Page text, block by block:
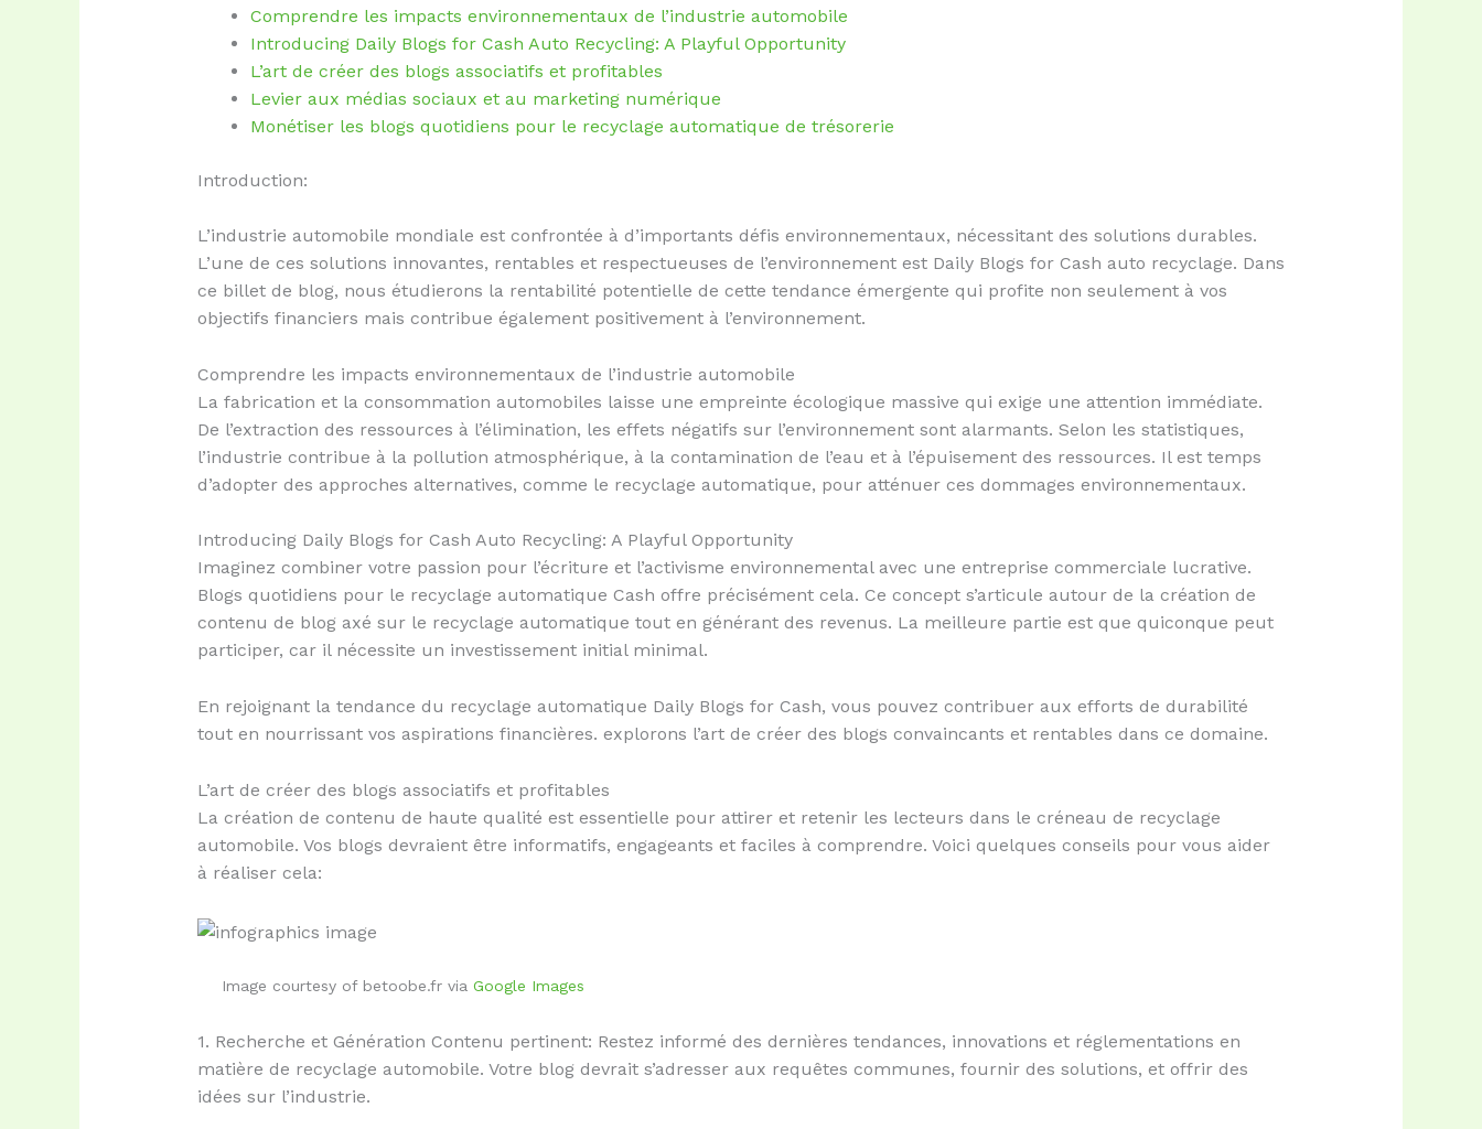
Comprendre les impacts environnementaux de l’industrie automobile
Introducing Daily Blogs for Cash Auto Recycling: A Playful Opportunity
L’art de créer des blogs associatifs et profitables
Levier aux médias sociaux et au marketing numérique
Monétiser les blogs quotidiens pour le recyclage automatique de trésorerie
Introduction:
L’industrie automobile mondiale est confrontée à d’importants défis environnementaux, nécessitant des solutions durables.
L’une de ces solutions innovantes, rentables et respectueuses de l’environnement est Daily Blogs for Cash auto recyclage. Dans
ce billet de blog, nous étudierons la rentabilité potentielle de cette tendance émergente qui profite non seulement à vos
objectifs financiers mais contribue également positivement à l’environnement.
Comprendre les impacts environnementaux de l’industrie automobile
La fabrication et la consommation automobiles laisse une empreinte écologique massive qui exige une attention immédiate.
De l’extraction des ressources à l’élimination, les effets négatifs sur l’environnement sont alarmants. Selon les statistiques,
l’industrie contribue à la pollution atmosphérique, à la contamination de l’eau et à l’épuisement des ressources. Il est temps
d’adopter des approches alternatives, comme le recyclage automatique, pour atténuer ces dommages environnementaux.
Introducing Daily Blogs for Cash Auto Recycling: A Playful Opportunity
Imaginez combiner votre passion pour l’écriture et l’activisme environnemental avec une entreprise commerciale lucrative.
Blogs quotidiens pour le recyclage automatique Cash offre précisément cela. Ce concept s’articule autour de la création de
contenu de blog axé sur le recyclage automatique tout en générant des revenus. La meilleure partie est que quiconque peut
participer, car il nécessite un investissement initial minimal.
En rejoignant la tendance du recyclage automatique Daily Blogs for Cash, vous pouvez contribuer aux efforts de durabilité
tout en nourrissant vos aspirations financières. explorons l’art de créer des blogs convaincants et rentables dans ce domaine.
L’art de créer des blogs associatifs et profitables
La création de contenu de haute qualité est essentielle pour attirer et retenir les lecteurs dans le créneau de recyclage
automobile. Vos blogs devraient être informatifs, engageants et faciles à comprendre. Voici quelques conseils pour vous aider
à réaliser cela:
Image courtesy of betoobe.fr via Google Images
1. Recherche et Génération Contenu pertinent: Restez informé des dernières tendances, innovations et réglementations en
matière de recyclage automobile. Votre blog devrait s’adresser aux requêtes communes, fournir des solutions, et offrir des
idées sur l’industrie.